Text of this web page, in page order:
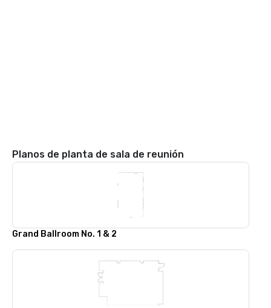
Planos de planta de sala de reunión
Grand Ballroom No. 1 & 2